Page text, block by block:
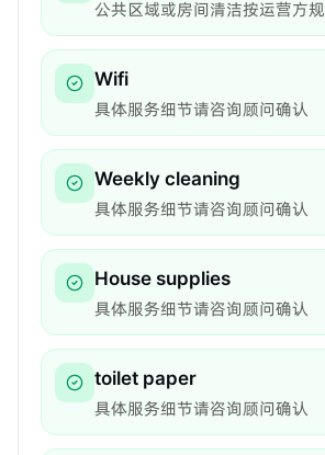
公共区域或房间清洁按运营方
Wifi
具体服务细节请咨询顾问确认
Weekly cleaning
具体服务细节请咨询顾问确认
House supplies
具体服务细节请咨询顾问确认
toilet paper
具体服务细节请咨询顾问确认